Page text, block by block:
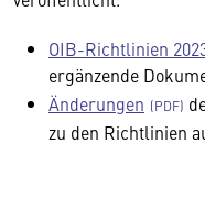
OIB-Richtlinien
ergänzende
Änderungen
zu den Richtlinien